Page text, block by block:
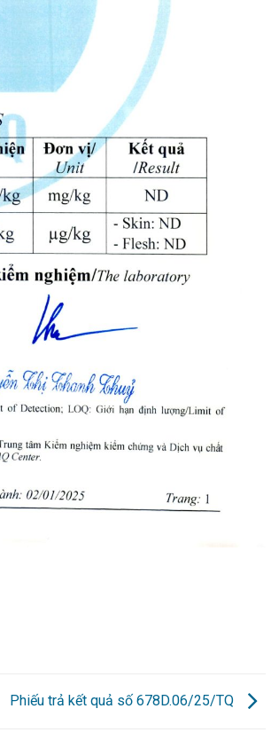
Phiếu trả kết quả số 678D.06/25/TQ